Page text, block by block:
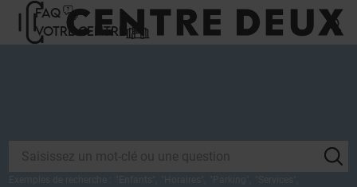
FAQ
VOTRE CENTRE
Panneau de gestion des cookies